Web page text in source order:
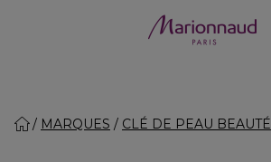
MARQUES CLÉ DE PEAU BEAUTÉ